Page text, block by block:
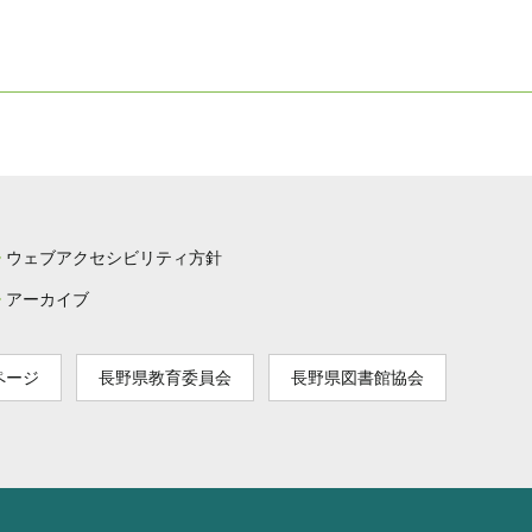
ウェブアクセシビリティ方針
アーカイブ
ージ 長野県教育委員会 長野県図書館協会